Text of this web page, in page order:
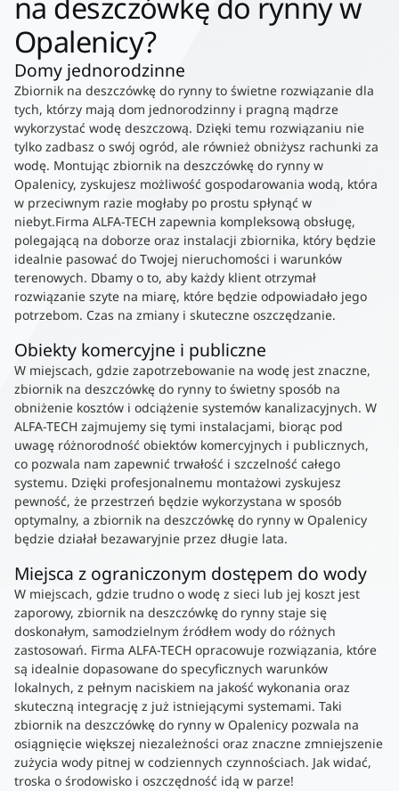
Opalenicy?
Domy jednorodzinne
Zbiornik na deszczówkę do rynny to świetne rozwiązanie dla
tych, którzy mają dom jednorodzinny i pragną mądrze
wykorzystać wodę deszczową. Dzięki temu rozwiązaniu nie
tylko zadbasz o swój ogród, ale również obniżysz rachunki za
wodę. Montując zbiornik na deszczówkę do rynny w
Opalenicy, zyskujesz możliwość gospodarowania wodą, która
w przeciwnym razie mogłaby po prostu spłynąć w
niebyt.Firma ALFA-TECH zapewnia kompleksową obsługę,
polegającą na doborze oraz instalacji zbiornika, który będzie
idealnie pasować do Twojej nieruchomości i warunków
terenowych. Dbamy o to, aby każdy klient otrzymał
rozwiązanie szyte na miarę, które będzie odpowiadało jego
potrzebom. Czas na zmiany i skuteczne oszczędzanie.
Obiekty komercyjne i publiczne
W miejscach, gdzie zapotrzebowanie na wodę jest znaczne,
zbiornik na deszczówkę do rynny to świetny sposób na
obniżenie kosztów i odciążenie systemów kanalizacyjnych. W
ALFA-TECH zajmujemy się tymi instalacjami, biorąc pod
uwagę różnorodność obiektów komercyjnych i publicznych,
co pozwala nam zapewnić trwałość i szczelność całego
systemu. Dzięki profesjonalnemu montażowi zyskujesz
pewność, że przestrzeń będzie wykorzystana w sposób
optymalny, a zbiornik na deszczówkę do rynny w Opalenicy
będzie działał bezawaryjnie przez długie lata.
Miejsca z ograniczonym dostępem do wody
W miejscach, gdzie trudno o wodę z sieci lub jej koszt jest
zaporowy, zbiornik na deszczówkę do rynny staje się
doskonałym, samodzielnym źródłem wody do różnych
zastosowań. Firma ALFA-TECH opracowuje rozwiązania, które
są idealnie dopasowane do specyficznych warunków
lokalnych, z pełnym naciskiem na jakość wykonania oraz
skuteczną integrację z już istniejącymi systemami. Taki
zbiornik na deszczówkę do rynny w Opalenicy pozwala na
osiągnięcie większej niezależności oraz znaczne zmniejszenie
zużycia wody pitnej w codziennych czynnościach. Jak widać,
troska o środowisko i oszczędność idą w parze!